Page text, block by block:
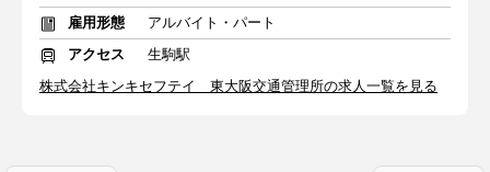
雇用形態
アルバイト・パート
アクセス
生駒駅
株式会社キンキセフテイ 東大阪交通管理所の求人一覧を見る